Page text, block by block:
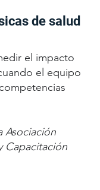
de salud
el impacto
el equipo
Asociación
Capacitación